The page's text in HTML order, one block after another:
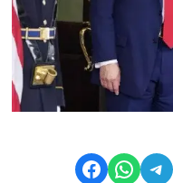
Compartir en Facebook Compartir en WhatsApp Compartir en Telegram